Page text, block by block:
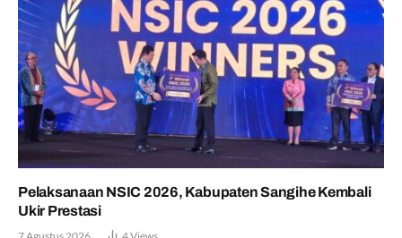
Pelaksanaan NSIC 2026, Kabupaten Sangihe Kembali
Ukir Prestasi